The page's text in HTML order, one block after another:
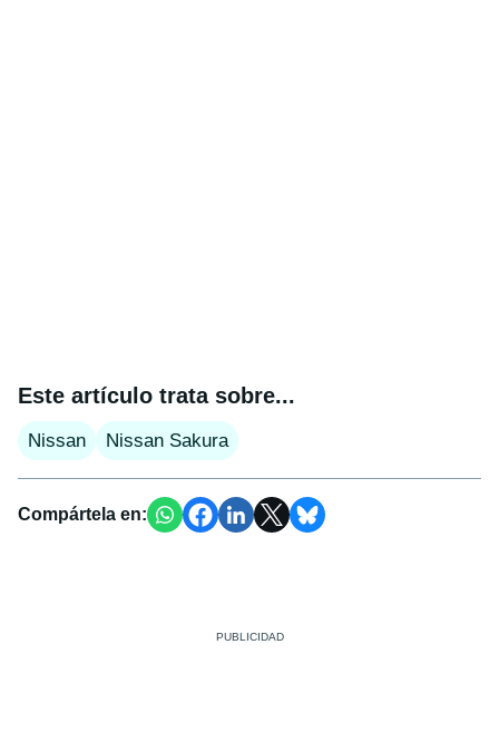
Este artículo trata sobre...
Nissan Nissan Sakura
Compártela en: